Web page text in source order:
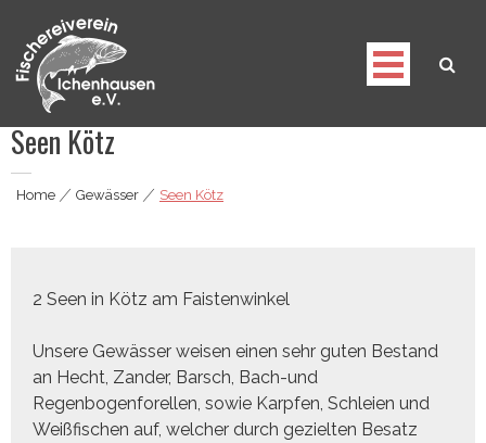
content
Fischereiverein Ichenhausen e.V.
Seen Kötz
Home|Gewässer|Seen Kötz
2 Seen in Kötz am Faistenwinkel
Unsere Gewässer weisen einen sehr guten Bestand
an Hecht, Zander, Barsch, Bach-und
Regenbogenforellen, sowie Karpfen, Schleien und
Weißfischen auf, welcher durch gezielten Besatz